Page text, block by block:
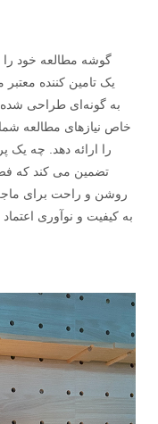
گوشه مطالعه خود را
خاص نیازهای مطالعه
را ارائه دهد. چه یک
روشن و راحت برای